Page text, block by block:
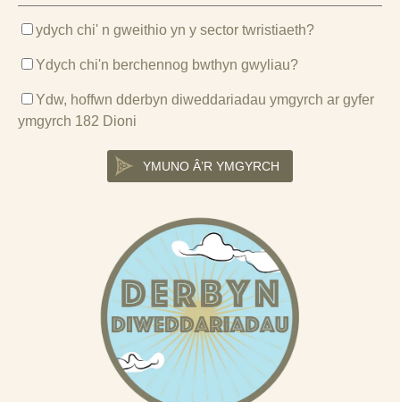
ydych chi' n gweithio yn y sector twristiaeth?
Ydych chi'n berchennog bwthyn gwyliau?
Ydw, hoffwn dderbyn diweddariadau ymgyrch ar gyfer
ymgyrch 182 Dioni
YMUNO Â’R YMGYRCH